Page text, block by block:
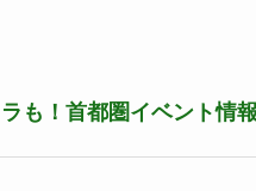
も！首都圏イベント情